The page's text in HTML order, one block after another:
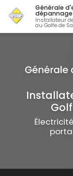
au
contenu
principal
Générale
dépannage
Installateur de climatisation
au Golfe de